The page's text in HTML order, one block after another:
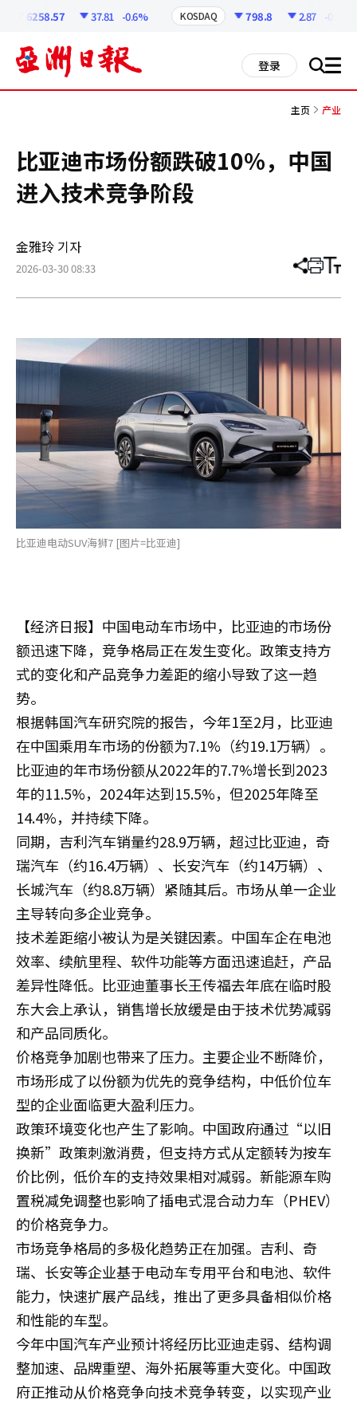
6258.57 37.81 -0.6% KOSDAQ 798.8 2.87 -0.36%
登录 搜 all
主页 产业
比亚迪市场份额跌破10%，中国
进入技术竞争阶段
金雅玲 기자
2026-03-30 08:33 分
章
打 调
小
比亚迪电动SUV海狮7 [图片=比亚迪]
【经济日报】中国电动车市场中，比亚迪的市场份
额迅速下降，竞争格局正在发生变化。政策支持方
式的变化和产品竞争力差距的缩小导致了这一趋
势。
根据韩国汽车研究院的报告，今年1至2月，比亚迪
在中国乘用车市场的份额为7.1%（约19.1万辆）。
比亚迪的年市场份额从2022年的7.7%增长到2023
年的11.5%，2024年达到15.5%，但2025年降至
14.4%，并持续下降。
同期，吉利汽车销量约28.9万辆，超过比亚迪，奇
瑞汽车（约16.4万辆）、长安汽车（约14万辆）、
长城汽车（约8.8万辆）紧随其后。市场从单一企业
主导转向多企业竞争。
技术差距缩小被认为是关键因素。中国车企在电池
效率、续航里程、软件功能等方面迅速追赶，产品
差异性降低。比亚迪董事长王传福去年底在临时股
东大会上承认，销售增长放缓是由于技术优势减弱
和产品同质化。
价格竞争加剧也带来了压力。主要企业不断降价，
市场形成了以份额为优先的竞争结构，中低价位车
型的企业面临更大盈利压力。
政策环境变化也产生了影响。中国政府通过“以旧
换新”政策刺激消费，但支持方式从定额转为按车
价比例，低价车的支持效果相对减弱。新能源车购
置税减免调整也影响了插电式混合动力车（PHEV）
的价格竞争力。
市场竞争格局的多极化趋势正在加强。吉利、奇
瑞、长安等企业基于电动车专用平台和电池、软件
能力，快速扩展产品线，推出了更多具备相似价格
和性能的车型。
今年中国汽车产业预计将经历比亚迪走弱、结构调
整加速、品牌重塑、海外拓展等重大变化。中国政
府正推动从价格竞争向技术竞争转变，以实现产业